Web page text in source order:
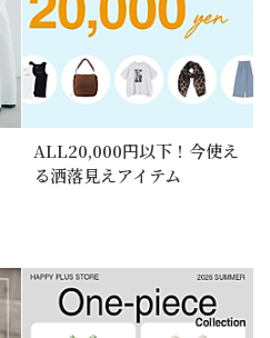
ALL20,000円以下！今使え
る洒落見えアイテム